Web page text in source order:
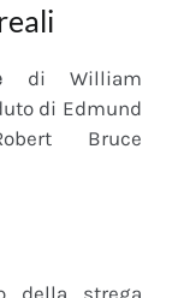
di William
di Edmund
Bruce
strega